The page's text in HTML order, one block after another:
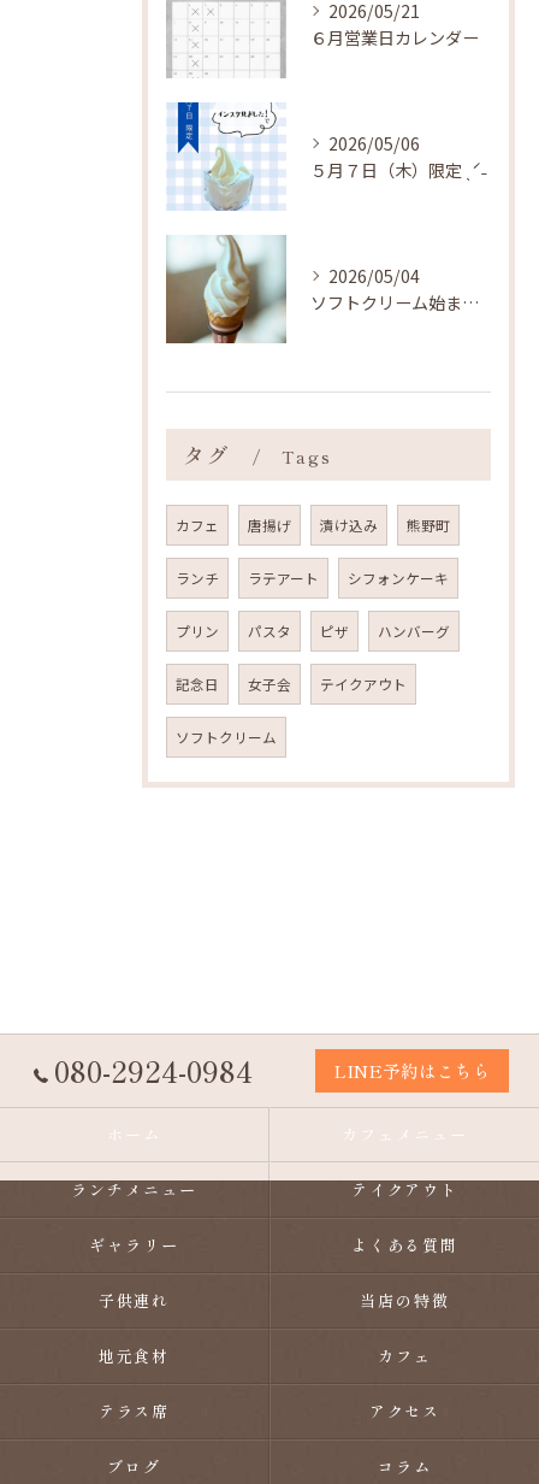
2026/05/21
６月営業日カレンダー
2026/05/06
５月７日（木）限定 ˎˊ˗
2026/05/04
ソフトクリーム始まりました ˎˊ˗
タグ Tags
カフェ 唐揚げ 漬け込み 熊野町
ランチ ラテアート シフォンケーキ
プリン パスタ ピザ ハンバーグ
記念日 女子会 テイクアウト
ソフトクリーム
080-2924-0984 LINE予約はこちら
ホーム カフェメニュー
ランチメニュー テイクアウト
ギャラリー よくある質問
子供連れ 当店の特徴
地元食材 カフェ
テラス席 アクセス
ブログ コラム